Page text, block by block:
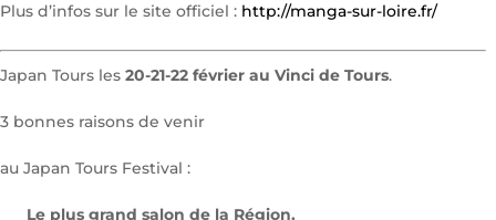
Plus d’infos sur le site officiel : http://manga-sur-loire.fr/
Japan Tours les 20-21-22 février au Vinci de Tours.
3 bonnes raisons de venir
au Japan Tours Festival :
Le plus grand salon de la Région.